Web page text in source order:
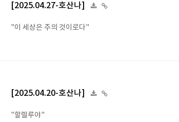
[2025.04.27-호산나]
"이 세상은 주의 것이로다"
[2025.04.20-호산나]
"할렐루야"